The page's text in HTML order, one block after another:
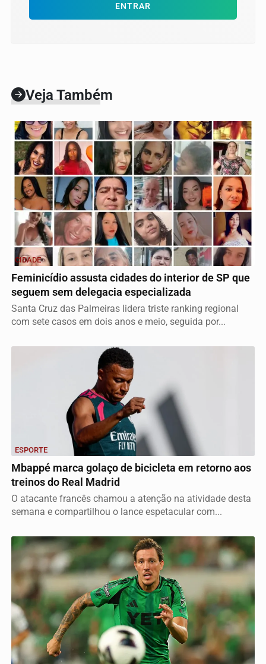
ENTRAR
Veja Também
CIDADE
Feminicídio assusta cidades do interior de SP que
seguem sem delegacia especializada
Santa Cruz das Palmeiras lidera triste ranking regional
com sete casos em dois anos e meio, seguida por...
ESPORTE
Mbappé marca golaço de bicicleta em retorno aos
treinos do Real Madrid
O atacante francês chamou a atenção na atividade desta
semana e compartilhou o lance espetacular com...